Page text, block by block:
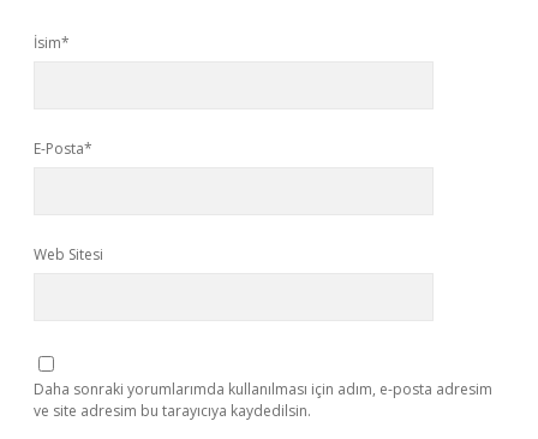
İsim*
E-Posta*
Web Sitesi
Daha sonraki yorumlarımda kullanılması için adım, e-posta adresim
ve site adresim bu tarayıcıya kaydedilsin.